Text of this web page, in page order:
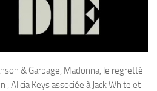
& Garbage, Madonna, le regretté
, Alicia Keys associée à Jack White et